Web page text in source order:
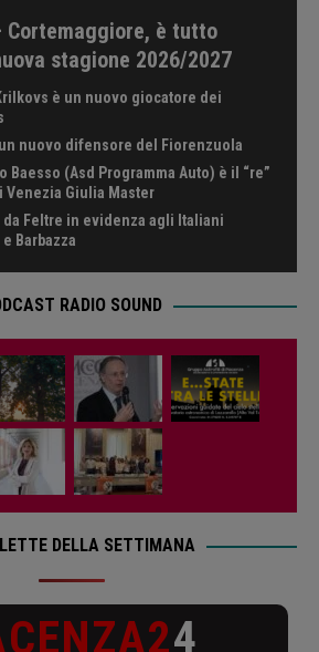
Cortemaggiore, è tutto
stagione 2026/2027
è un nuovo giocatore dei
nuovo difensore del Fiorenzuola
Baesso (Asd Programma Auto) è il “re”
Venezia Giulia Master
da Feltre in evidenza agli Italiani
Barbazza
RADIO SOUND
DELLA SETTIMANA
4